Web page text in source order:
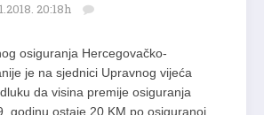
20:18h
osiguranja Hercegovačko-
je na sjednici Upravnog vijeća
da visina premije osiguranja
godinu ostaje 20 KM po osiguranoj